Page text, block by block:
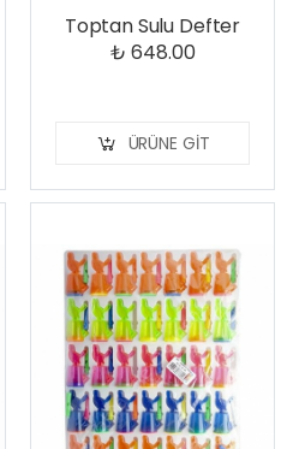
Toptan Sulu Defter
₺ 648.00
ÜRÜNE GIT